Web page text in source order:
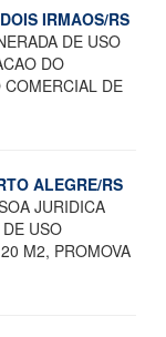
IRMAOS/RS
DE USO
DO
DE
ALEGRE/RS
JURIDICA
USO
M2, PROMOVA